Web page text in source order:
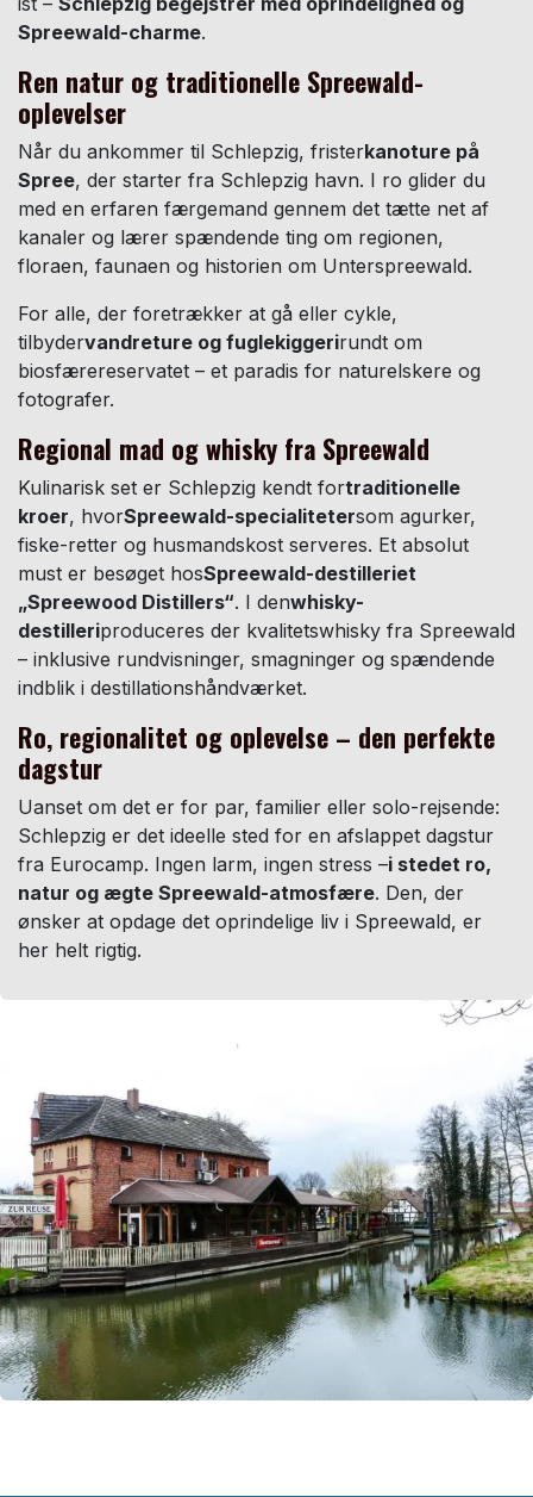
Spreewald-charme.
Ren natur og traditionelle Spreewald-
oplevelser
Når du ankommer til Schlepzig, fristerkanoture på
Spree, der starter fra Schlepzig havn. I ro glider du
med en erfaren færgemand gennem det tætte net af
kanaler og lærer spændende ting om regionen,
floraen, faunaen og historien om Unterspreewald.
For alle, der foretrækker at gå eller cykle,
tilbydervandreture og fuglekiggerirundt om
biosfærereservatet – et paradis for naturelskere og
fotografer.
Regional mad og whisky fra Spreewald
Kulinarisk set er Schlepzig kendt fortraditionelle
kroer, hvorSpreewald-specialitetersom agurker,
fiske-retter og husmandskost serveres. Et absolut
must er besøget hosSpreewald-destilleriet
„Spreewood Distillers“. I denwhisky-
destilleriproduceres der kvalitetswhisky fra Spreewald
– inklusive rundvisninger, smagninger og spændende
indblik i destillationshåndværket.
Ro, regionalitet og oplevelse – den perfekte
dagstur
Uanset om det er for par, familier eller solo-rejsende:
Schlepzig er det ideelle sted for en afslappet dagstur
fra Eurocamp. Ingen larm, ingen stress –i stedet ro,
natur og ægte Spreewald-atmosfære. Den, der
ønsker at opdage det oprindelige liv i Spreewald, er
her helt rigtig.